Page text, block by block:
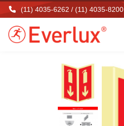
(11) 4035-6262 / (11) 4035-8200